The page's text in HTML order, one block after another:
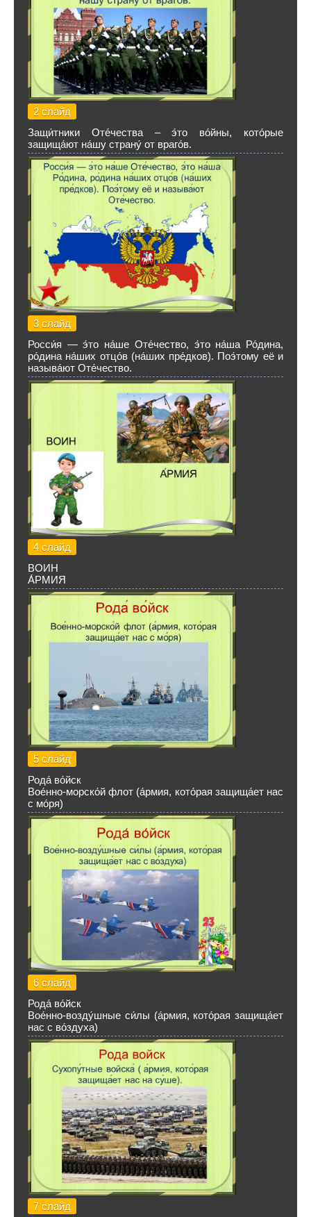
2 слайд
Защи́тники Оте́чества – э́то во́йны, кото́рые
защища́ют на́шу страну́ от враго́в.
3 слайд
Росси́я — э́то на́ше Оте́чество, э́то на́ша Ро́дина,
ро́дина на́ших отцо́в (на́ших пре́дков). Поэ́тому её и
называ́ют Оте́чество.
4 слайд
ВОИН
А́РМИЯ
5 слайд
Рода́ во́йск
Вое́нно-морско́й флот (а́рмия, кото́рая защища́ет нас
с мо́ря)
6 слайд
Рода́ во́йск
Вое́нно-возду́шные си́лы (а́рмия, кото́рая защища́ет
нас с во́здуха)
7 слайд